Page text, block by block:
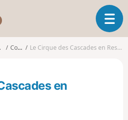
s
d
O
u
v
Corte Le Cirque des Cascades en Restonica
en